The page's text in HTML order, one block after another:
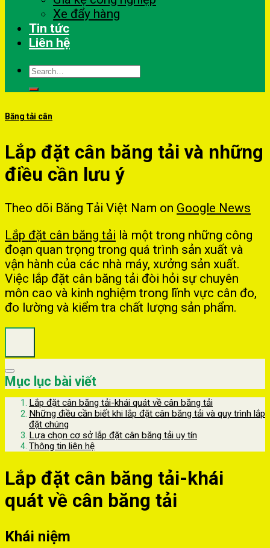
Xe đẩy hàng
Tin tức
Liên hệ
Search
Băng tải cân
Lắp đặt cân băng tải và những
điều cần lưu ý
Theo dõi Băng Tải Việt Nam on Google News
Lắp đặt cân băng tải là một trong những công
đoạn quan trọng trong quá trình sản xuất và
vận hành của các nhà máy, xưởng sản xuất.
Việc lắp đặt cân băng tải đòi hỏi sự chuyên
môn cao và kinh nghiệm trong lĩnh vực cân đo,
đo lường và kiểm tra chất lượng sản phẩm.
Mục lục bài viết
Lắp đặt cân băng tải-khái quát về cân băng tải
Những điều cần biết khi lắp đặt cân băng tải và quy trình lắp
đặt chúng
Lựa chọn cơ sở lắp đặt cân băng tải uy tín
Thông tin liên hệ
Lắp đặt cân băng tải-khái
quát về cân băng tải
Khái niệm